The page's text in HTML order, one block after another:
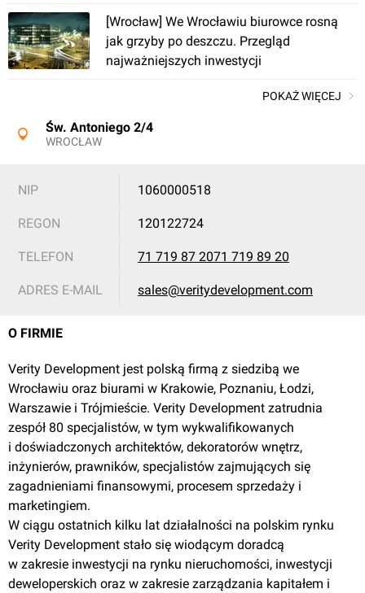
[Wrocław] Rynek 49
[Wrocław] Apartamentowiec "Trinity Residence"
Wrocław
[Wrocław] Apartamentowiec "Verity Rivage"
[Wrocław] We Wrocławiu biurowce rosną
jak grzyby po deszczu. Przegląd
najważniejszych inwestycji
POKAŻ WIĘCEJ
Św. Antoniego 2/4
WROCŁAW
NIP 1060000518
REGON 120122724
TELEFON 71 719 87 2071 719 89 20
ADRES E-MAIL sales@veritydevelopment.com
O FIRMIE
Verity Development jest polską firmą z siedzibą we
Wrocławiu oraz biurami w Krakowie, Poznaniu, Łodzi,
Warszawie i Trójmieście. Verity Development zatrudnia
zespół 80 specjalistów, w tym wykwalifikowanych
i doświadczonych architektów, dekoratorów wnętrz,
inżynierów, prawników, specjalistów zajmujących się
zagadnieniami finansowymi, procesem sprzedaży i
marketingiem.
W ciągu ostatnich kilku lat działalności na polskim rynku
Verity Development stało się wiodącym doradcą
w zakresie inwestycji na rynku nieruchomości, inwestycji
deweloperskich oraz w zakresie zarządzania kapitałem i